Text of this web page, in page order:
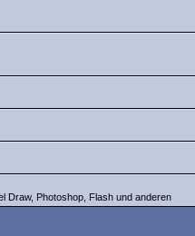
Draw, Photoshop, Flash und anderen